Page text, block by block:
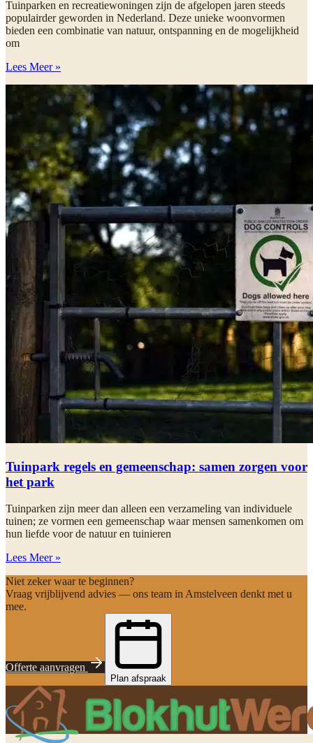
Tuinparken en recreatiewoningen zijn de afgelopen jaren steeds
populairder geworden in Nederland. Deze unieke woonvormen
bieden een combinatie van natuur, ontspanning en de mogelijkheid
om
Lees Meer »
Tuinpark regels en gemeenschap: samen zorgen voor
het park
Tuinparken zijn meer dan alleen een verzameling van individuele
tuinen; ze vormen een gemeenschap waar mensen samenkomen om
hun liefde voor de natuur en tuinieren
Lees Meer »
Niet zeker waar te beginnen?
Vraag vrijblijvend advies — ons team in Amstelveen denkt met u
mee.
Offerte aanvragen
Plan afspraak